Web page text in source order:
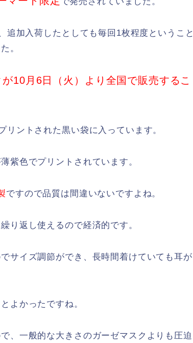
追加入荷したとしても毎回1枚程度ということ
。
10月6日（火）より全国で販売するこ
リントされた黒い袋に入っています。
紫色でプリントされています。
ですので品質は間違いないですよね。
り返し使えるので経済的です。
サイズ調節ができ、長時間着けていても耳が
よかったですね。
、一般的な大きさのガーゼマスクよりも圧迫